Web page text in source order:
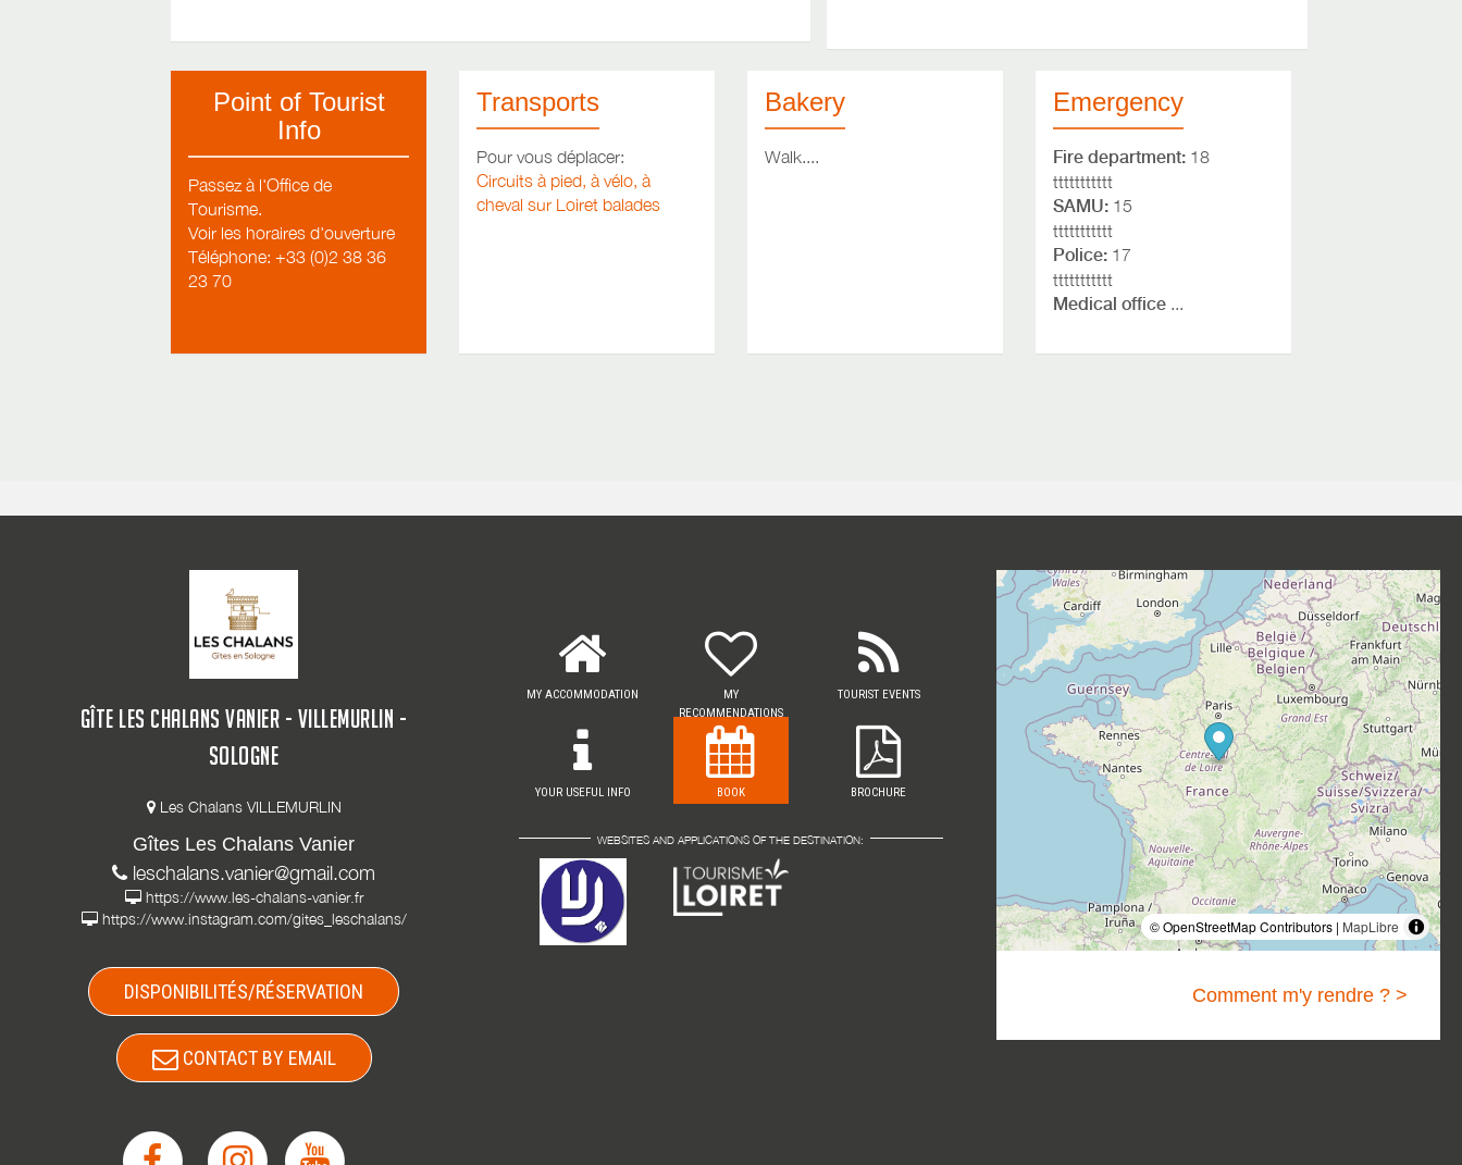
Point of Tourist
Info
Passez à l'Office de
Tourisme.
Voir les horaires d'ouverture
Téléphone: +33 (0)2 38 36
23 70
Transports
Pour vous déplacer:
Circuits à pied, à vélo, à
cheval sur Loiret balades
Bakery
Walk....
Emergency
Fire department: 18
ttttttttttt
SAMU: 15
ttttttttttt
Police: 17
ttttttttttt
Medical office ...
GÎTE LES CHALANS VANIER - VILLEMURLIN -
SOLOGNE
Les Chalans VILLEMURLIN
Gîtes Les Chalans Vanier
leschalans.vanier@gmail.com
https://www.les-chalans-vanier.fr
https://www.instagram.com/gites_leschalans/
DISPONIBILITÉS/RÉSERVATION
CONTACT BY EMAIL
MY ACCOMMODATION
MY
RECOMMENDATIONS
TOURIST EVENTS
YOUR USEFUL INFO BOOK BROCHURE
WEBSITES AND APPLICATIONS OF THE DESTINATION:
© OpenStreetMap Contributors | MapLibre
Comment m'y rendre ? >